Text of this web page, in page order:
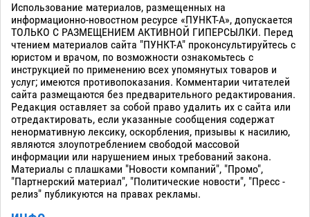
Использование материалов, размещенных на
информационно-новостном ресурсе «ПУНКТ-А», допускается
ТОЛЬКО С РАЗМЕЩЕНИЕМ АКТИВНОЙ ГИПЕРСЫЛКИ. Перед
чтением материалов сайта "ПУНКТ-А" проконсультируйтесь с
юристом и врачом, по возможности ознакомьтесь с
инструкцией по применению всех упомянутых товаров и
услуг; имеются противопоказания. Комментарии читателей
сайта размещаются без предварительного редактирования.
Редакция оставляет за собой право удалить их с сайта или
отредактировать, если указанные сообщения содержат
ненормативную лексику, оскорбления, призывы к насилию,
являются злоупотреблением свободой массовой
информации или нарушением иных требований закона.
Материалы с плашками "Новости компаний", "Промо",
"Партнерский материал", "Политические новости", "Пресс -
релиз" публикуются на правах рекламы.